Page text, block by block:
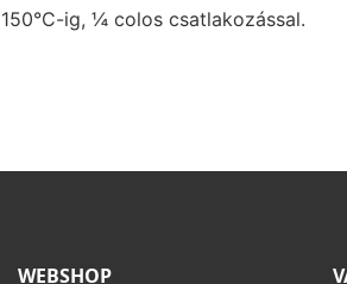
ig, ¼ colos csatlakozással.
WEBSHOP